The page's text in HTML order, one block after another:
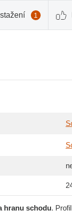
1
hranu schodu.